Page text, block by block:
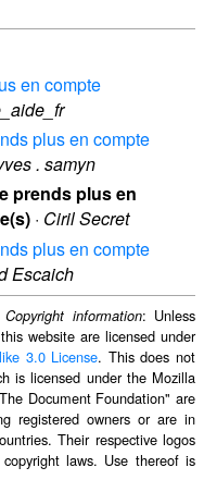
en compte
plus en compte
. samyn
prends plus en
· Ciril Secret
plus en compte
Escaich
Copyright information: Unless
website are licensed under
3.0 License. This does not
is licensed under the Mozilla
Document Foundation" are
registered owners or are in
Their respective logos
laws. Use thereof is